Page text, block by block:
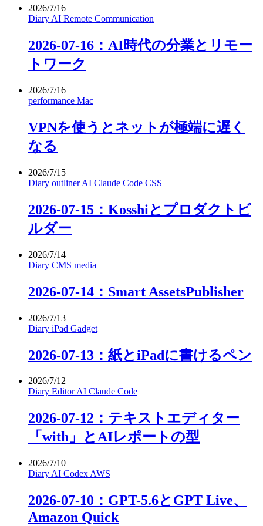
2026/7/16
Diary AI Remote Communication
2026-07-16：AI時代の分業とリモー
トワーク
2026/7/16
performance Mac
VPNを使うとネットが極端に遅く
なる
2026/7/15
Diary outlinerAI Claude Code CSS
2026-07-15：Kosshiとプロダクトビ
ルダー
2026/7/14
Diary CMS media
2026-07-14：Smart AssetsPublisher
2026/7/13
Diary iPad Gadget
2026-07-13：紙とiPadに書けるペン
2026/7/12
Diary EditorAI Claude Code
2026-07-12：テキストエディター
「with」とAIレポートの型
2026/7/10
Diary AI Codex AWS
2026-07-10：GPT-5.6とGPT Live、
Amazon Quick